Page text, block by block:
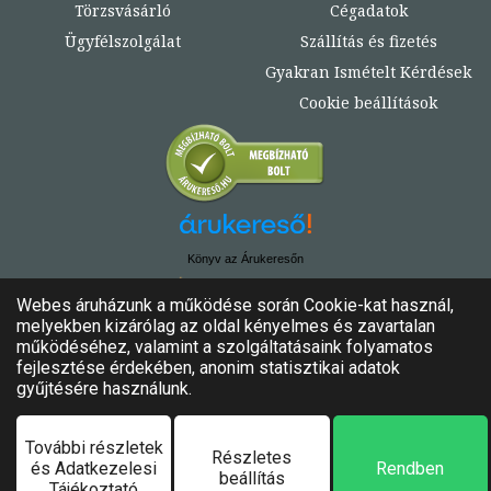
Törzsvásárló
Ügyfélszolgálat
Cégadatok
Szállítás és fizetés
Gyakran Ismételt Kérdések
Cookie beállítások
Könyv az Árukeresőn
Minden jog fenntartva!